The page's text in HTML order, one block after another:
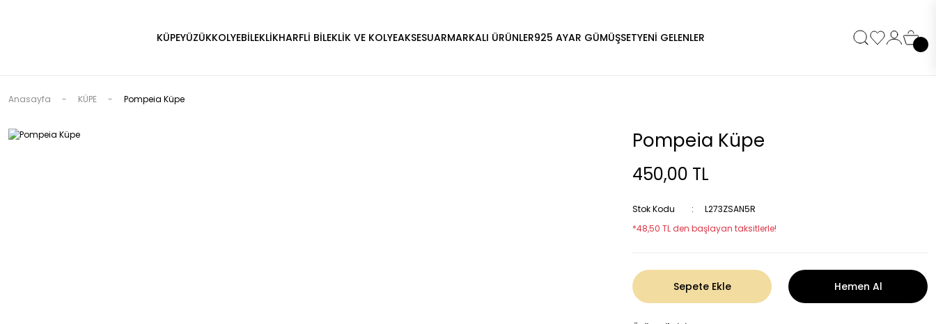
KÜPEYÜZÜKKOLYEBİLEKLİKHARFLİ BİLEKLİK VE KOLYEAKSESUARMARKALI ÜRÜNLER925 AYAR GÜMÜŞSETYENİ GELENLER
Anasayfa KÜPE Pompeia Küpe
Pompeia Küpe
450,00 TL
Stok Kodu
L273ZSAN5R
*48,50 TL den başlayan taksitlerle!
Sepete Ekle Hemen Al